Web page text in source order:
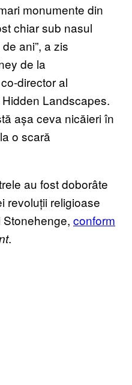
monumente din
chiar sub nasul
ani”, a zis
de la
director al
Landscapes.
așa ceva nicăieri în
o scară
au fost doborâte
revoluții religioase
conform
.